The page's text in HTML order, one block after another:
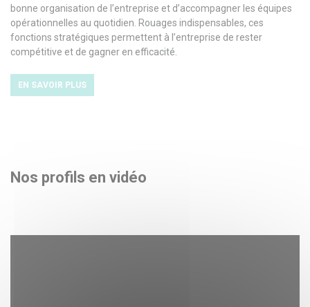
bonne organisation de l’entreprise et d’accompagner les équipes
opérationnelles au quotidien. Rouages indispensables, ces
fonctions stratégiques permettent à l’entreprise de rester
compétitive et de gagner en efficacité.
EN SAVOIR PLUS
Nos profils en vidéo